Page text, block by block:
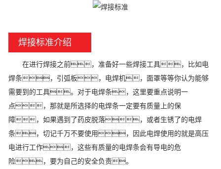
焊接标准介绍
在进行焊接之前，准备好一些焊接工具，比如电
焊条，引弧板，电焊机，面罩等等你认为能够
需要到的工具。对于电焊条，这里要重点说明一
点，那就是所选择的电焊条一定要有质量上的保
障，如果遇到了药皮脱落，或者生锈了的电焊
条，切记千万不要使用，因此电焊使用的就是高压
电进行工作，这些有质量的电焊条会有导电的危
险，要为自己的安全负责。